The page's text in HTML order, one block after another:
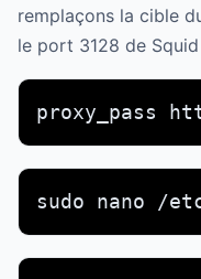
remplaçons la cible
le port 3128 de Squid
proxy_pass
sudo nano /